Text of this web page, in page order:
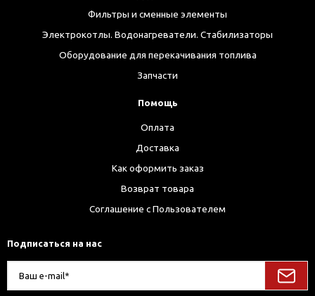
Фильтры и сменные элементы
Электрокотлы. Водонагреватели. Стабилизаторы
Оборудование для перекачивания топлива
Запчасти
Помощь
Оплата
Доставка
Как оформить заказ
Возврат товара
Соглашение с Пользователем
Подписаться на нас